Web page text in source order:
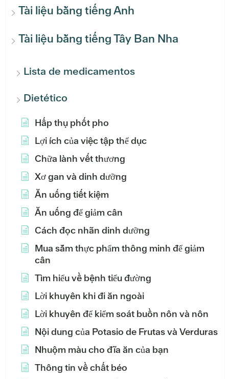
Tài liệu bằng tiếng Anh
Tài liệu bằng tiếng Tây Ban Nha
Lista de medicamentos
Dietético
Hấp thụ phốt pho
Lợi ích của việc tập thể dục
Chữa lành vết thương
Xơ gan và dinh dưỡng
Ăn uống tiết kiệm
Ăn uống để giảm cân
Cách đọc nhãn dinh dưỡng
Mua sắm thực phẩm thông minh để giảm
cân
Tìm hiểu về bệnh tiểu đường
Lời khuyên khi đi ăn ngoài
Lời khuyên để kiểm soát buồn nôn và nôn
Nội dung của Potasio de Frutas và Verduras
Nhuộm màu cho đĩa ăn của bạn
Thông tin về chất béo